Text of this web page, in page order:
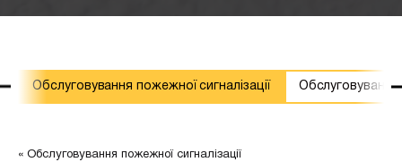
Обслуговування пожежної сигналізації
Обслуговування пожежної сигналізації